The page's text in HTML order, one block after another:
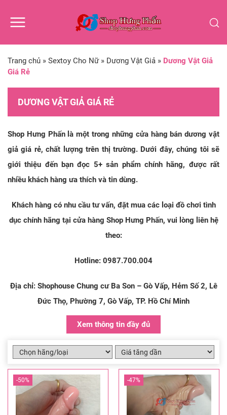
Trang chủ » Sextoy Cho Nữ» Dương Vật Giả » Dương Vật Giả
Giá Rẻ
DƯƠNG VẬT GIẢ GIÁ RẺ
Shop Hưng Phấn là một trong những cửa hàng bán dương vật
giả giá rẻ, chất lượng trên thị trường. Dưới đây, chúng tôi sẽ
giới thiệu đến bạn đọc 5+ sản phẩm chính hãng, được rất
nhiều khách hàng ưa thích và tin dùng.
Khách hàng có nhu cầu tư vấn, đặt mua các loại đồ chơi tình
dục chính hãng tại cửa hàng Shop Hưng Phấn, vui lòng liên hệ
theo:
Hotline: 0987.700.004
Địa chỉ: Shophouse Chung cư Ba Son – Gò Vấp, Hẻm Số 2, Lê
Đức Thọ, Phường 7, Gò Vấp, TP. Hồ Chí Minh
Xem thông tin đầy đủ
-50% -47%